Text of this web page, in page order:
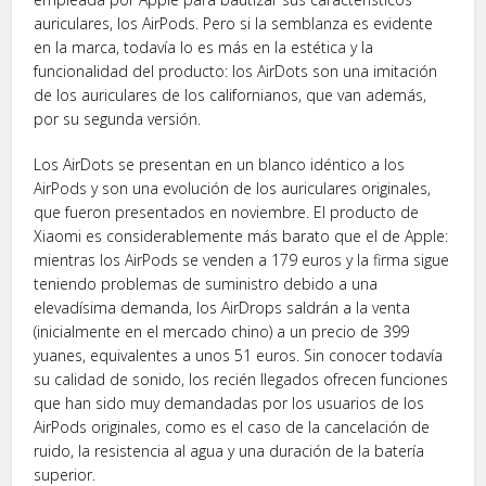
auriculares, los AirPods. Pero si la semblanza es evidente
en la marca, todavía lo es más en la estética y la
funcionalidad del producto: los AirDots son una imitación
de los auriculares de los californianos, que van además,
por su segunda versión.
Los AirDots se presentan en un blanco idéntico a los
AirPods y son una evolución de los auriculares originales,
que fueron presentados en noviembre. El producto de
Xiaomi es considerablemente más barato que el de Apple:
mientras los AirPods se venden a 179 euros y la firma sigue
teniendo problemas de suministro debido a una
elevadísima demanda, los AirDrops saldrán a la venta
(inicialmente en el mercado chino) a un precio de 399
yuanes, equivalentes a unos 51 euros. Sin conocer todavía
su calidad de sonido, los recién llegados ofrecen funciones
que han sido muy demandadas por los usuarios de los
AirPods originales, como es el caso de la cancelación de
ruido, la resistencia al agua y una duración de la batería
superior.